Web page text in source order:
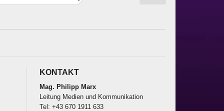
KONTAKT
Mag. Philipp Marx
Leitung Medien und Kommunikation
Tel: +43 670 1911 633